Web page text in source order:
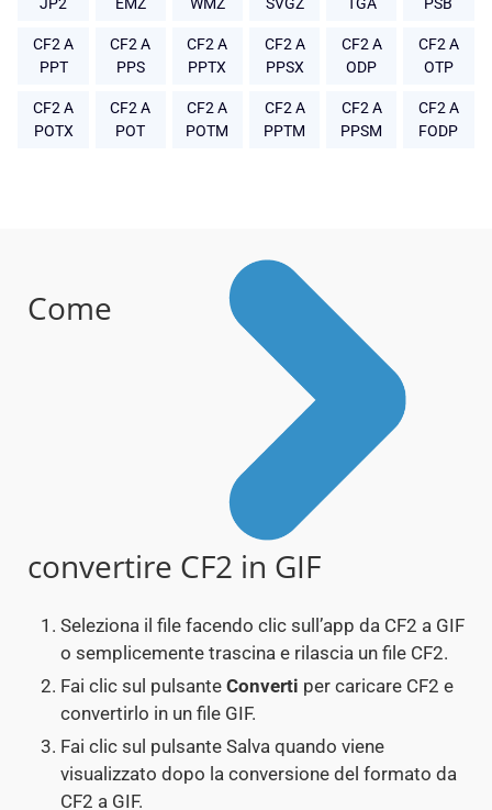
CF2 A
PPT
CF2 A
PPS
CF2 A
PPTX
CF2 A
PPSX
CF2 A
ODP
CF2 A
OTP
CF2 A
POTX
CF2 A
POT
CF2 A
POTM
CF2 A
PPTM
CF2 A
PPSM
CF2 A
FODP
Come
convertire CF2 in GIF
Seleziona il file facendo clic sull’app da CF2 a GIF
o semplicemente trascina e rilascia un file CF2.
Fai clic sul pulsante Converti per caricare CF2 e
convertirlo in un file GIF.
Fai clic sul pulsante Salva quando viene
visualizzato dopo la conversione del formato da
CF2 a GIF.